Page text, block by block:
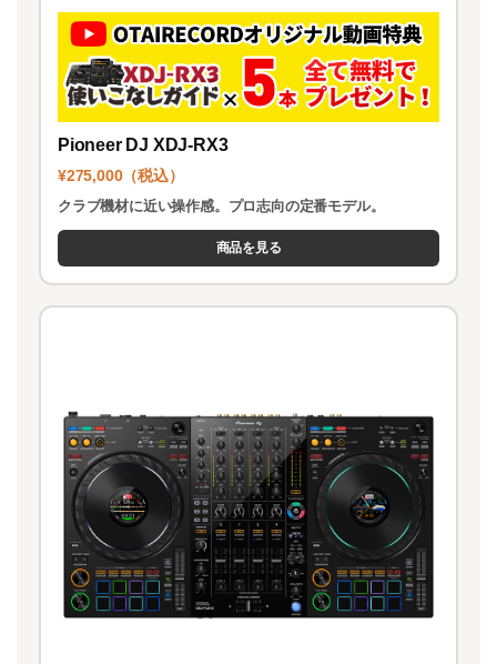
Pioneer DJ XDJ-RX3
¥275,000（税込）
クラブ機材に近い操作感。プロ志向の定番モデル。
商品を見る